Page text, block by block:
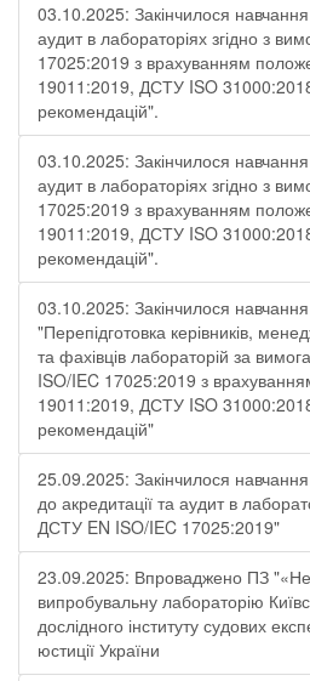
03.10.2025: Закінчилося
аудит в лабораторіях згідно з
17025:2019 з врахуванням
19011:2019, ДСТУ ISO
рекомендацій".
03.10.2025: Закінчилося
аудит в лабораторіях згідно з
17025:2019 з врахуванням
19011:2019, ДСТУ ISO
рекомендацій".
03.10.2025: Закінчилося
"Перепідготовка керівників,
та фахівців лабораторій за
ISO/IEC 17025:2019 з
19011:2019, ДСТУ ISO
рекомендацій"
25.09.2025: Закінчилося
до акредитації та аудит в
ДСТУ EN ISO/IEC 17025:2019"
23.09.2025: Впроваджено ПЗ
випробувальну лабораторію
дослідного інституту судових
юстиції України